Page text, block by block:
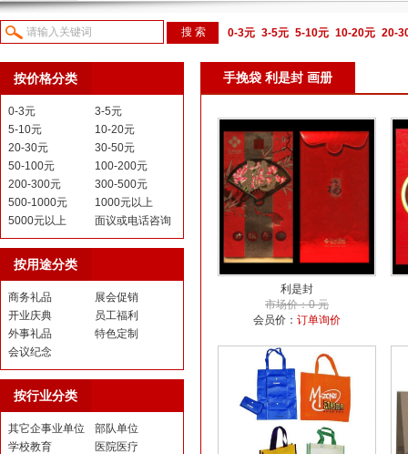
0-3元 3-5元 5-10元 10-20元 20-
议或电话咨询
按价格分类
0-3元
3-5元
5-10元
10-20元
20-30元
30-50元
50-100元
100-200元
200-300元
300-500元
500-1000元
1000元以上
5000元以上
面议或电话咨询
按用途分类
商务礼品
展会促销
开业庆典
员工福利
外事礼品
特色定制
会议纪念
按行业分类
其它企事业单位
部队单位
学校教育
医院医疗
手挽袋 利是封 画册
利是封
市场价：0 元
会员价： 订单询价